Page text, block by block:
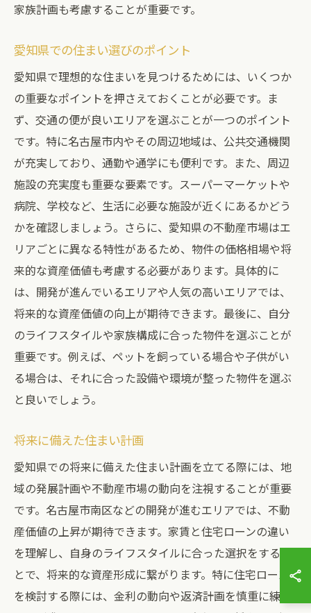
家族計画も考慮することが重要です。
愛知県での住まい選びのポイント
愛知県で理想的な住まいを見つけるためには、いくつか
の重要なポイントを押さえておくことが必要です。ま
ず、交通の便が良いエリアを選ぶことが一つのポイント
です。特に名古屋市内やその周辺地域は、公共交通機関
が充実しており、通勤や通学にも便利です。また、周辺
施設の充実度も重要な要素です。スーパーマーケットや
病院、学校など、生活に必要な施設が近くにあるかどう
かを確認しましょう。さらに、愛知県の不動産市場はエ
リアごとに異なる特性があるため、物件の価格相場や将
来的な資産価値も考慮する必要があります。具体的に
は、開発が進んでいるエリアや人気の高いエリアでは、
将来的な資産価値の向上が期待できます。最後に、自分
のライフスタイルや家族構成に合った物件を選ぶことが
重要です。例えば、ペットを飼っている場合や子供がい
る場合は、それに合った設備や環境が整った物件を選ぶ
と良いでしょう。
将来に備えた住まい計画
愛知県での将来に備えた住まい計画を立てる際には、地
域の発展計画や不動産市場の動向を注視することが重要
です。名古屋市南区などの開発が進むエリアでは、不動
産価値の上昇が期待できます。家賃と住宅ローンの違い
を理解し、自身のライフスタイルに合った選択をするこ
とで、将来的な資産形成に繋がります。特に住宅ローン
を検討する際には、金利の動向や返済計画を慎重に練る